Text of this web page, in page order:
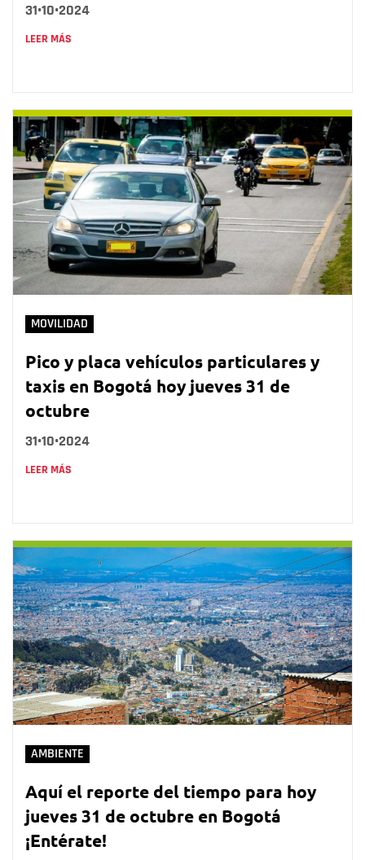
31•10•2024
LEER MÁS
MOVILIDAD
Pico y placa vehículos particulares y
taxis en Bogotá hoy jueves 31 de
octubre
31•10•2024
LEER MÁS
AMBIENTE
Aquí el reporte del tiempo para hoy
jueves 31 de octubre en Bogotá
¡Entérate!